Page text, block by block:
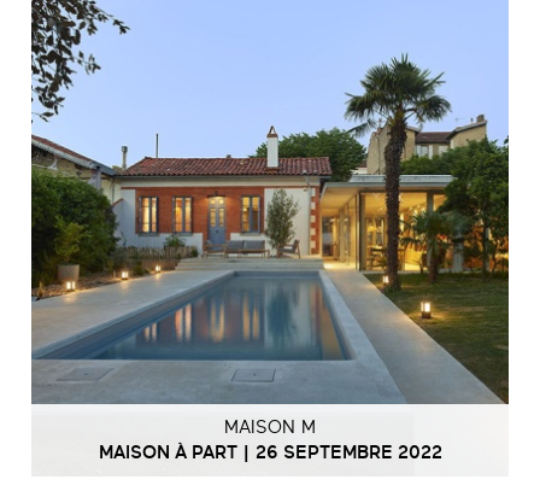
MAISON M
MAISON À PART | 26 SEPTEMBRE 2022